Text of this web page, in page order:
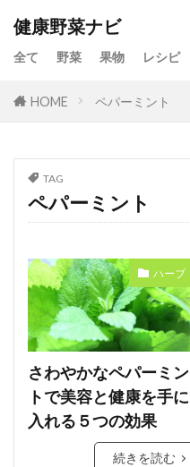
健康野菜ナビ
全て 野菜 果物 レシピ
HOME ペパーミント
TAG
ペパーミント
ハーブ
さわやかなペパーミン
トで美容と健康を手に
入れる５つの効果
続きを読む